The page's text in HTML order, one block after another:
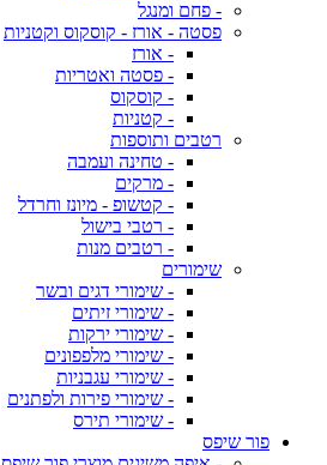
- פחם ומנגל
פסטה - אורז - קוסקוס וקטניות
- אורז
- פסטה ואטריות
- קוסקוס
- קטניות
רטבים ותוספות
- טחינה ועמבה
- מרקים
- קטשופ - מיונז וחרדל
- רטבי בישול
- רטבים מנות
שימורים
- שימורי דגים ובשר
- שימורי זיתים
- שימורי ירקות
- שימורי מלפפונים
- שימורי עגבניות
- שימורי פירות ולפתנים
- שימורי תירס
פור שיפס